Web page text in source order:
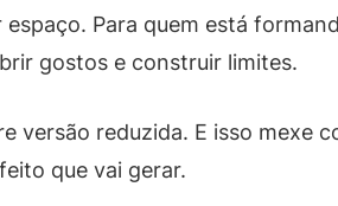
Para quem está
gostos e construir limites.
versão reduzida. E isso mexe
que vai gerar.